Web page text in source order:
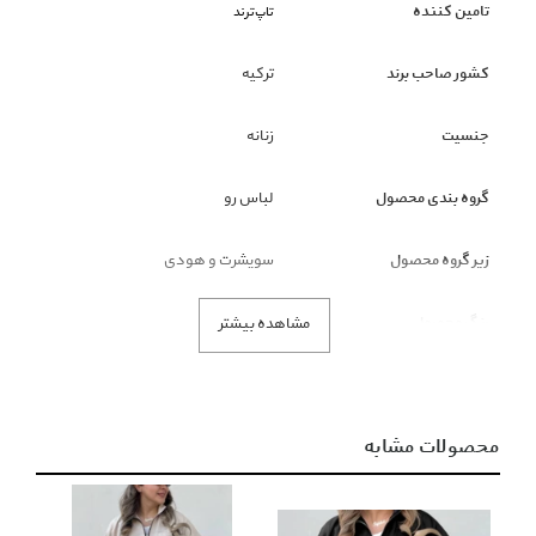
مشاهده بیشتر
تامین کننده تاپ‌ترند
کشور صاحب برند ترکیه
جنسیت زنانه
گروه بندی محصول لباس رو
زیر گروه محصول سویشرت و هودی
کرم
محصولات مشابه